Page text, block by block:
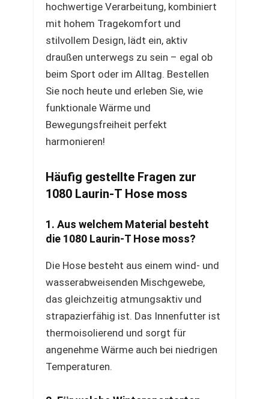
hochwertige Verarbeitung, kombiniert
mit hohem Tragekomfort und
stilvollem Design, lädt ein, aktiv
draußen unterwegs zu sein – egal ob
beim Sport oder im Alltag. Bestellen
Sie noch heute und erleben Sie, wie
funktionale Wärme und
Bewegungsfreiheit perfekt
harmonieren!
Häufig gestellte Fragen zur
1080 Laurin-T Hose moss
1. Aus welchem Material besteht
die 1080 Laurin-T Hose moss?
Die Hose besteht aus einem wind- und
wasserabweisenden Mischgewebe,
das gleichzeitig atmungsaktiv und
strapazierfähig ist. Das Innenfutter ist
thermoisolierend und sorgt für
angenehme Wärme auch bei niedrigen
Temperaturen.